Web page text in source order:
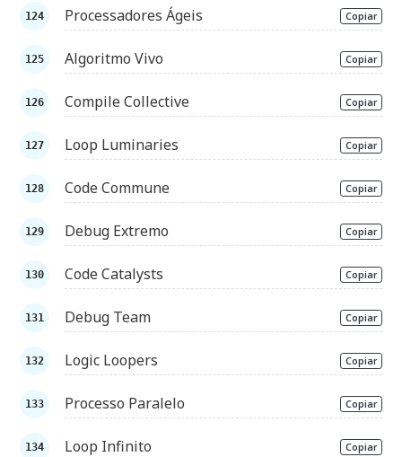
Processadores Ágeis Copiar
Algoritmo Vivo Copiar
Compile Collective Copiar
Loop Luminaries Copiar
Code Commune Copiar
Debug Extremo Copiar
Code Catalysts Copiar
Debug Team Copiar
Logic Loopers Copiar
Processo Paralelo Copiar
Loop Infinito Copiar